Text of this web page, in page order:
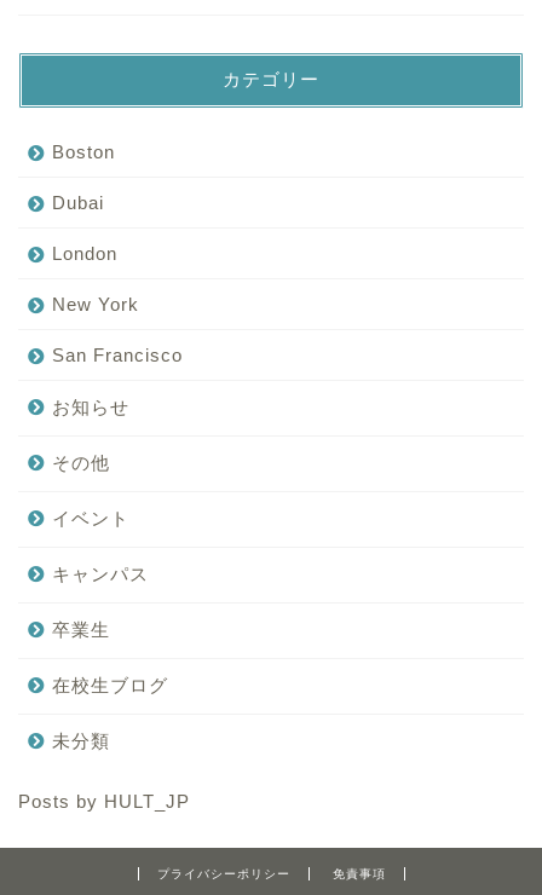
カテゴリー
Boston
Dubai
London
New York
San Francisco
お知らせ
その他
イベント
キャンパス
卒業生
在校生ブログ
未分類
Posts by HULT_JP
プライバシーポリシー 免責事項